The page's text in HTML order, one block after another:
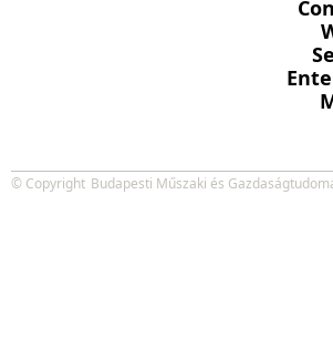
© Copyright Budapesti Műszaki és